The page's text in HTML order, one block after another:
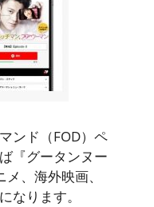
ンド（FOD）ペ
『グータンヌー
、海外映画、
なります。